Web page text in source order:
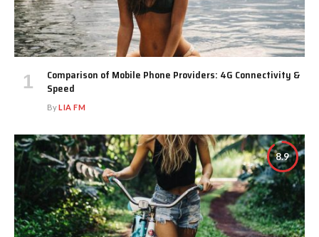
Comparison of Mobile Phone Providers: 4G Connectivity &
Speed
ByLIA FM
8.9